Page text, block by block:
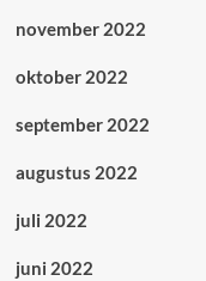
november 2022
oktober 2022
september 2022
augustus 2022
juli 2022
juni 2022